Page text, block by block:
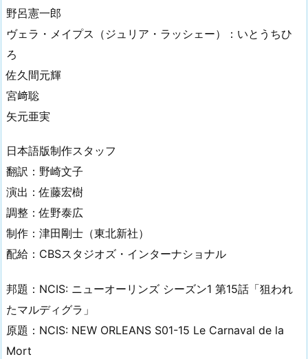
野呂憲一郎
ヴェラ・メイプス（ジュリア・ラッシェー）：いとうちひ
ろ
佐久間元輝
宮﨑聡
矢元亜実
日本語版制作スタッフ
翻訳：野崎文子
演出：佐藤宏樹
調整：佐野泰広
制作：津田剛士（東北新社）
配給：CBSスタジオズ・インターナショナル
邦題：NCIS: ニューオーリンズ シーズン1 第15話「狙われ
たマルディグラ」
原題：NCIS: NEW ORLEANS S01-15 Le Carnaval de la
Mort